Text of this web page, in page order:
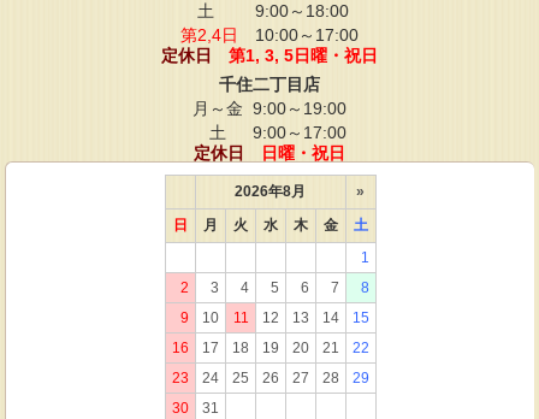
土
9:00～18:00
第2,4日 10:00～17:00
定休日
第1, 3, 5日曜・祝日
千住二丁目店
月～金 9:00～19:00
土
9:00～17:00
定休日
日曜・祝日